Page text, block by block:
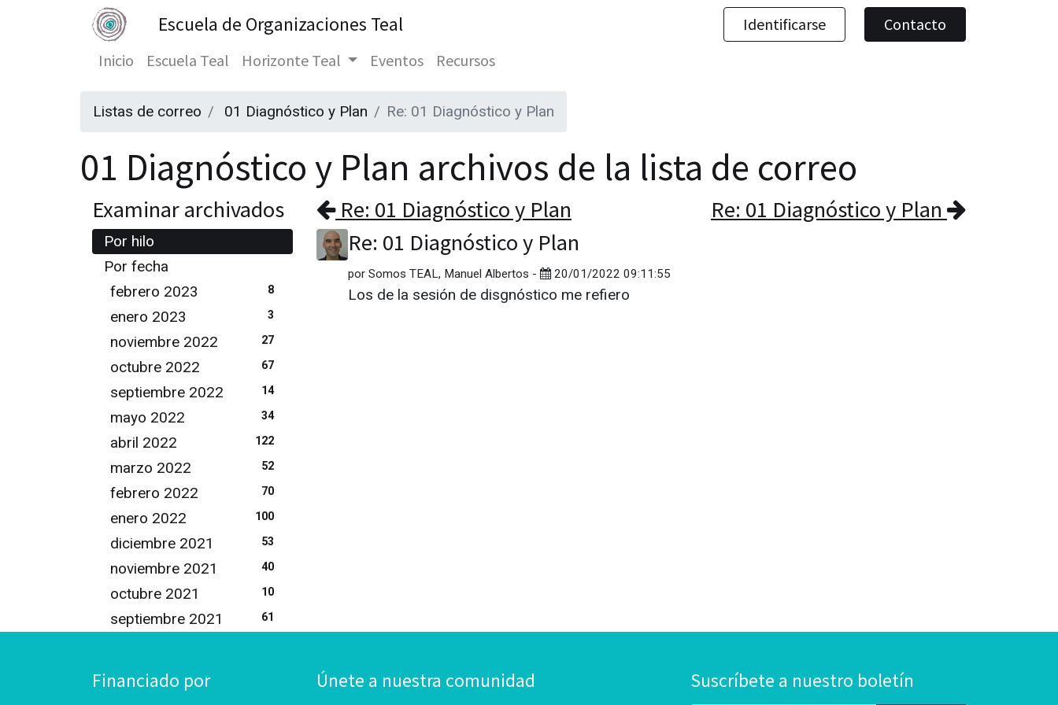
Escuela de Organizaciones Teal Identificarse
Contacto
Inicio
Escuela Teal Horizonte Teal Eventos Recursos
Listas de correo 01 Diagnóstico y Plan Re: 01 Diagnóstico y Plan
01 Diagnóstico y Plan archivos de la lista de correo
Examinar archivados
Por hilo
Por fecha
febrero 2023
8
enero 2023 3
noviembre 2022 27
octubre 2022 67
septiembre 2022 14
mayo 2022 34
abril 2022 122
marzo 2022 52
febrero 2022 70
enero 2022 100
diciembre 2021 53
noviembre 2021 40
octubre 2021 10
septiembre 2021 61
Re: 01 Diagnóstico y Plan
Re: 01 Diagnóstico y Plan
Re: 01 Diagnóstico y Plan
por Somos TEAL, Manuel Albertos - 20/01/2022 09:11:55
Los de la sesión de disgnóstico me refiero
Financiado por Únete a nuestra comunidad Suscríbete a nuestro boletín